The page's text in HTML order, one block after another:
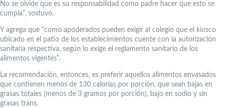
No se olvide que es su responsabilidad como padre hacer que esto se
cumpla”, sostuvo.
Y agrega que “como apoderados pueden exigir al colegio que el kiosco
ubicado en el patio de los establecimientos cuente con la autorización
sanitaria respectiva, según lo exige el reglamento sanitario de los
alimentos vigentes”.
La recomendación, entonces, es preferir aquellos alimentos envasados
que contienen menos de 130 calorías por porción, que sean bajas en
grasas totales (menos de 3 gramos por porción), bajo en sodio y sin
grasas trans.